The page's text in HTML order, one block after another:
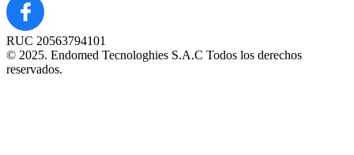
RUC 20563794101
© 2025. Endomed Tecnologhies S.A.C Todos los derechos
reservados.